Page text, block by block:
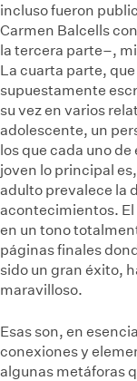
incluso fueron
Carmen Balcells con
la tercera parte–,
La cuarta parte, que
supuestamente
su vez en varios
adolescente, un
los que cada uno
joven lo principal
adulto prevalece la
acontecimientos. El
en un tono
páginas finales
sido un gran éxito,
maravilloso.
Esas son, en
conexiones y
algunas metáforas